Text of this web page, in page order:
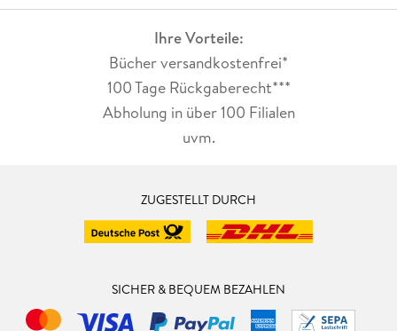
Ihre Vorteile:
Bücher versandkostenfrei*
100 Tage Rückgaberecht***
Abholung in über 100 Filialen
uvm.
ZUGESTELLT DURCH
SICHER & BEQUEM BEZAHLEN